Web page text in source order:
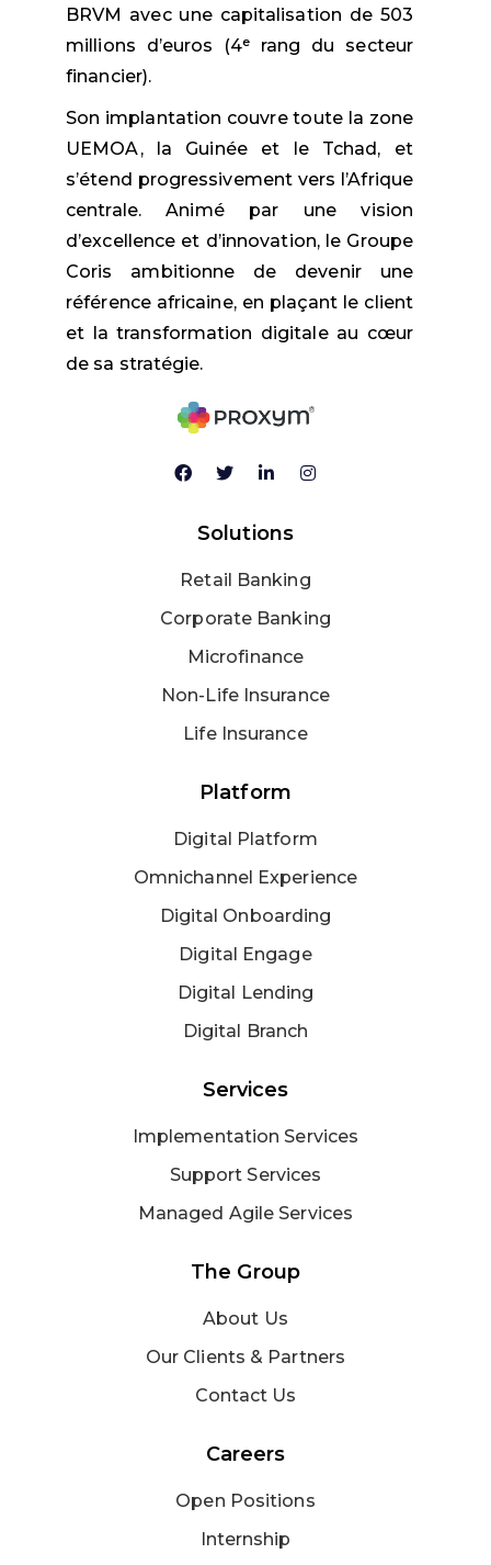
BRVM avec une capitalisation de 503
millions d’euros (4ᵉ rang du secteur
financier).
Son implantation couvre toute la zone
UEMOA, la Guinée et le Tchad, et
s’étend progressivement vers l’Afrique
centrale. Animé par une vision
d’excellence et d’innovation, le Groupe
Coris ambitionne de devenir une
référence africaine, en plaçant le client
et la transformation digitale au cœur
de sa stratégie.
Solutions
Retail Banking
Corporate Banking
Microfinance
Non-Life Insurance
Life Insurance
Platform
Digital Platform
Omnichannel Experience
Digital Onboarding
Digital Engage
Digital Lending
Digital Branch
Services
Implementation Services
Support Services
Managed Agile Services
The Group
About Us
Our Clients & Partners
Contact Us
Careers
Open Positions
Internship